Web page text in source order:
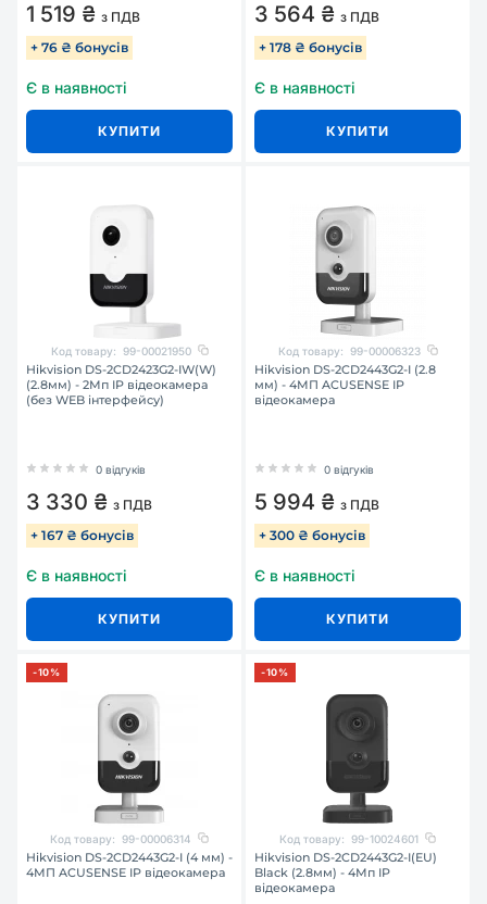
1 519 ₴ з ПДВ
+ 76 ₴ бонусів
Є в наявності
КУПИТИ
3 564 ₴ з ПДВ
+ 178 ₴ бонусів
Є в наявності
КУПИТИ
Код товару: 99-00021950
Hikvision DS-2CD2423G2-IW(W)
(2.8мм) - 2Мп IP відеокамера
(без WEB інтерфейсу)
0 відгуків
3 330 ₴ з ПДВ
+ 167 ₴ бонусів
Є в наявності
КУПИТИ
Код товару: 99-00006323
Hikvision DS-2CD2443G2-I (2.8
мм) - 4МП ACUSENSE IP
відеокамера
0 відгуків
5 994 ₴ з ПДВ
+ 300 ₴ бонусів
Є в наявності
КУПИТИ
-10%
Код товару: 99-00006314
Hikvision DS-2CD2443G2-I (4 мм) -
4МП ACUSENSE IP відеокамера
-10%
Код товару: 99-10024601
Hikvision DS-2CD2443G2-I(EU)
Black (2.8мм) - 4Мп IP
відеокамера